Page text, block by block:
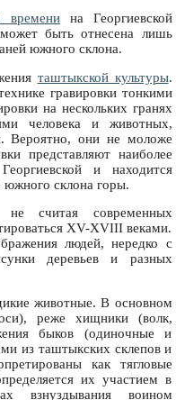
временина Георгиевской
быть отнесена лишь
южного склона.
таштыкской культуры.
гравировки тонкими
на нескольких гранях
человека и животных,
Вероятно, они не моложе
представляют наиболее
и находится
склона горы.
считая современных
XV-XVIII веками.
людей, нередко с
деревьев и разных
животные. В основном
реже хищники (волк,
быков (одиночные и
из таштыкских склепов и
как тягловые
их участием в
взнуздывания воином